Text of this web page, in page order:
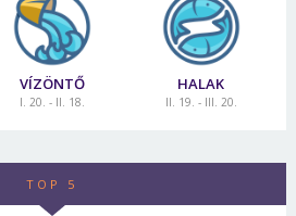
VÍZÖNTŐ
I. 20. - II. 18.
HALAK
II. 19. - III. 20.
TOP 5